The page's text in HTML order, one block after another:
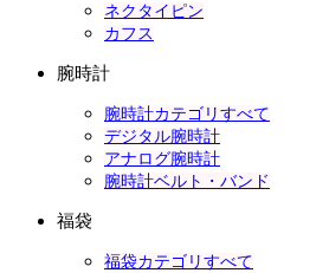
ネクタイピン
カフス
腕時計
腕時計カテゴリすべて
デジタル腕時計
アナログ腕時計
腕時計ベルト・バンド
福袋
福袋カテゴリすべて